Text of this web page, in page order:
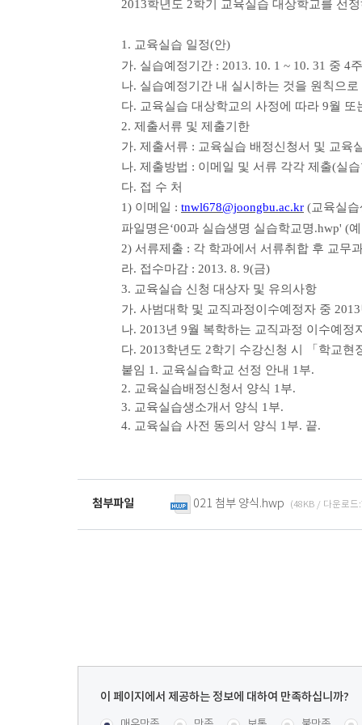
2013학년도 2학기 교육실습 대상학교를 선
1. 교육실습 일정(안)
가. 실습예정기간 : 2013. 10. 1 ~ 10. 31 중 4
나. 실습예정기간 내 실시하는 것을 원칙으로
다. 교육실습 대상학교의 사정에 따라 9월
2. 제출서류 및 제출기한
가. 제출서류 : 교육실습 배정신청서 및 교육
나. 제출방법 : 이메일 및 서류 각각 제출(실
다. 접 수 처
1) 이메일 : tnwl678@joongbu.ac.kr (교육실
파일명은‘00과 실습생명 실습학교명.hwp' (
2) 서류제출 : 각 학과에서 서류취합 후 교무
라. 접수마감 : 2013. 8. 9(금)
3. 교육실습 신청 대상자 및 유의사항
가. 사범대학 및 교직과정이수예정자 중
나. 2013년 9월 복학하는 교직과정 이수예정
다. 2013학년도 2학기 수강신청 시 「학교현
붙임 1. 교육실습학교 선정 안내 1부.
2. 교육실습배정신청서 양식 1부.
3. 교육실습생소개서 양식 1부.
4. 교육실습 사전 동의서 양식 1부. 끝.
첨부파일 021 첨부 양식.hwp (48KB / 다운로드
이